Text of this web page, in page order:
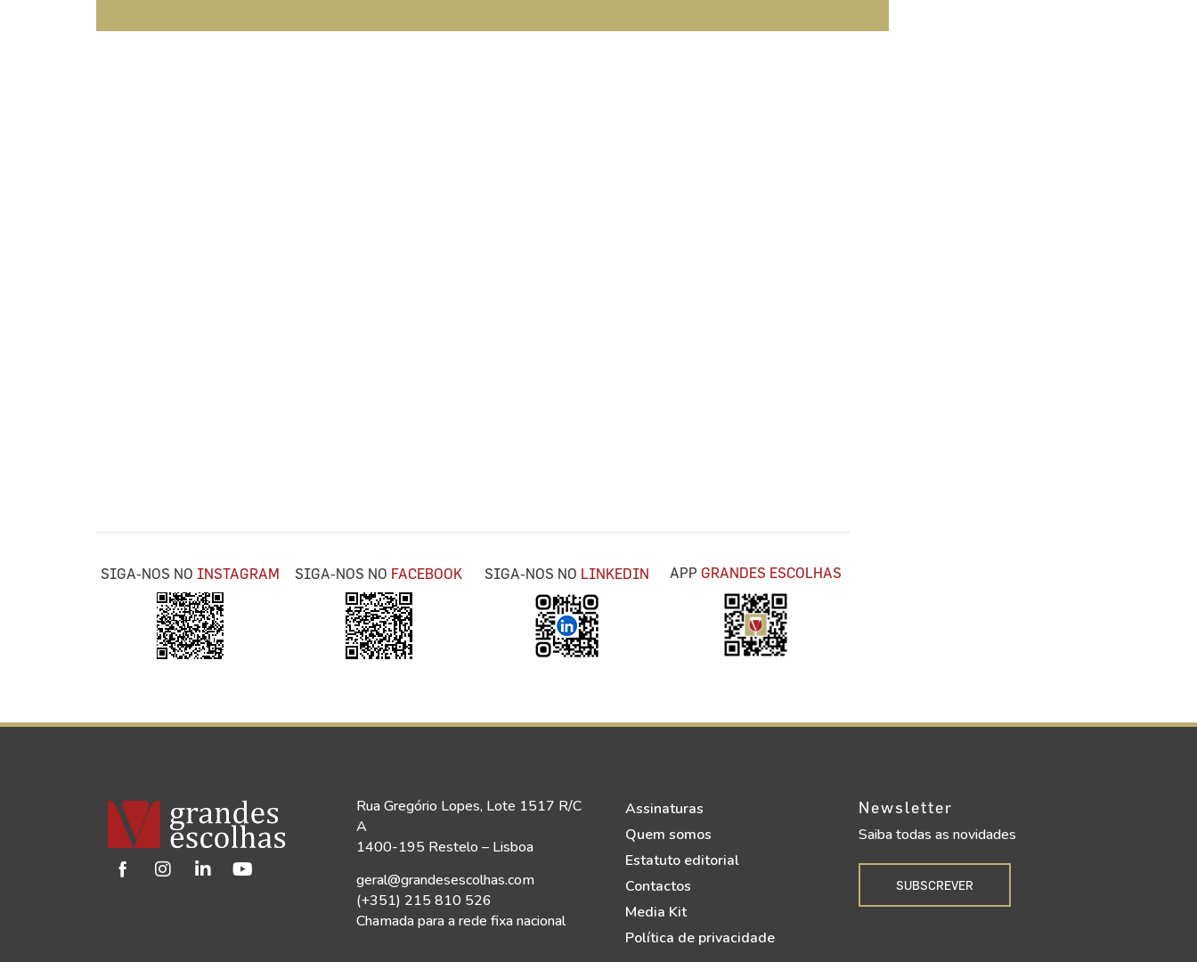
SIGA-NOS NO INSTAGRAM SIGA-NOS NO FACEBOOK SIGA-NOS NO LINKEDIN APP GRANDES ESCOLHAS
Rua Gregório Lopes, Lote 1517 R/C
A
1400-195 Restelo – Lisboa
geral@grandesescolhas.com
(+351) 215 810 526
Chamada para a rede fixa nacional
Assinaturas
Quem somos
Estatuto editorial
Contactos
Media Kit
Política de privacidade
Newsletter
Saiba todas as novidades
SUBSCREVER